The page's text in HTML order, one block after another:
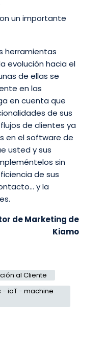
un importante
herramientas
evolución hacia el
de ellas se
en las
en cuenta que
de sus
de clientes ya
en el software de
usted y sus
sin
de sus
y la
de Marketing de
Kiamo
al Cliente
ioT - machine